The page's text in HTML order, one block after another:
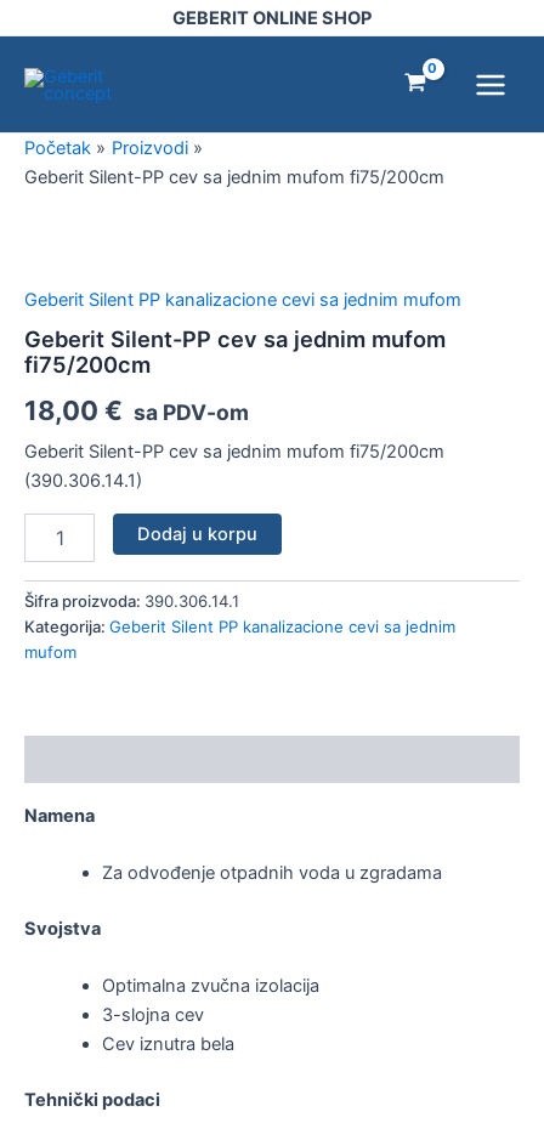
na
sadržaj
GEBERIT ONLINE SHOP
Menu
Početak
Proizvodi
Geberit Silent-PP cev sa jednim mufom fi75/200cm
Geberit Silent PP kanalizacione cevi sa jednim mufom
Geberit Silent-PP cev sa jednim mufom
fi75/200cm
18,00 € sa PDV-om
Geberit Silent-PP cev sa jednim mufom fi75/200cm
(390.306.14.1)
cev
sa
jednim
fi75/200cm
količina
Dodaj u korpu
Šifra proizvoda: 390.306.14.1
Kategorija: Geberit Silent PP kanalizacione cevi sa jednim
mufom
Namena
Za odvođenje otpadnih voda u zgradama
Svojstva
Optimalna zvučna izolacija
3-slojna cev
Cev iznutra bela
Tehnički podaci
sa
mufom
fi75/200cm
količina